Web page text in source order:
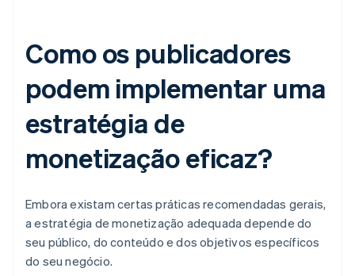
Como os publicadores
podem implementar uma
estratégia de
monetização eficaz?
Embora existam certas práticas recomendadas gerais,
a estratégia de monetização adequada depende do
seu público, do conteúdo e dos objetivos específicos
do seu negócio.